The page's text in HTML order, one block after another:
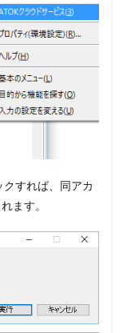
クすれば、同アカ
ます。